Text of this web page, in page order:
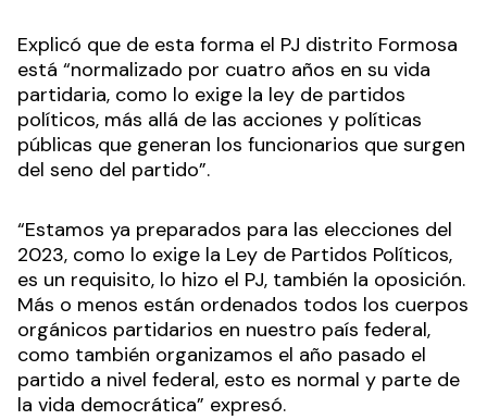
Explicó que de esta forma el PJ distrito Formosa
está “normalizado por cuatro años en su vida
partidaria, como lo exige la ley de partidos
políticos, más allá de las acciones y políticas
públicas que generan los funcionarios que surgen
del seno del partido”.
“Estamos ya preparados para las elecciones del
2023, como lo exige la Ley de Partidos Políticos,
es un requisito, lo hizo el PJ, también la oposición.
Más o menos están ordenados todos los cuerpos
orgánicos partidarios en nuestro país federal,
como también organizamos el año pasado el
partido a nivel federal, esto es normal y parte de
la vida democrática” expresó.